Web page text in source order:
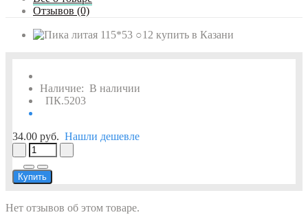
Отзывов (0)
Наличие: В наличии
ПК.5203
34.00 руб. Нашли дешевле
Купить
Нет отзывов об этом товаре.